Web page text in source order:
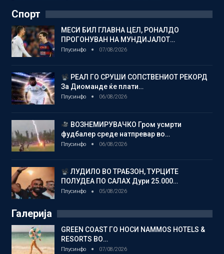
Спорт
МЕСИ БИЛ ГЛАВНА ЦЕЛ, РОНАЛДО
ПРОГОНУВАН НА МУНДИЈАЛОТ…
Плусинфо 07/08/2026
РЕАЛ ГО СРУШИ СОПСТВЕНИОТ РЕКОРД
За Диоманде ќе плати…
Плусинфо 06/08/2026
ВОЗНЕМИРУВАЧКО Гром усмрти
фудбалер среде натпревар во…
Плусинфо 06/08/2026
ЛУДИЛО ВО ТРАБЗОН, ТУРЦИТЕ
ПОЛУДЕА ПО САЛАХ Дури 25.000…
Плусинфо 05/08/2026
Галерија
GREEN COAST ГО НОСИ NAMMOS HOTELS &
RESORTS ВО…
Плусинфо 07/08/2026